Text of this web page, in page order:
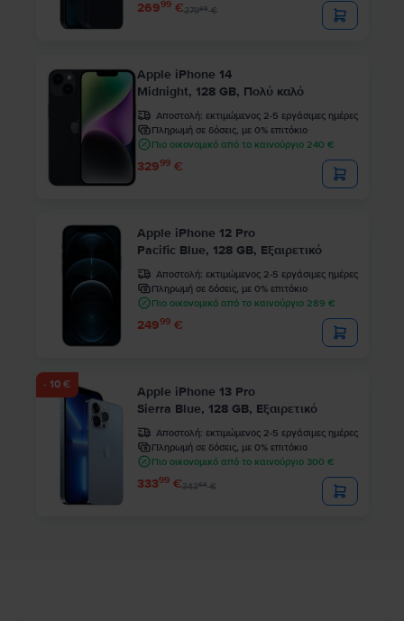
26999€27999€
Apple iPhone 14
Midnight, 128 GB, Πολύ καλό
Αποστολή: εκτιμώμενος 2-5 εργάσιμες ημέρες
Πληρωμή σε δόσεις, με 0% επιτόκιο
Πιο οικονομικό από το καινούργιο 240 €
32999€
Apple iPhone 12 Pro
Pacific Blue, 128 GB, Εξαιρετικό
Αποστολή: εκτιμώμενος 2-5 εργάσιμες ημέρες
Πληρωμή σε δόσεις, με 0% επιτόκιο
Πιο οικονομικό από το καινούργιο 289 €
24999€
- 10 €
Apple iPhone 13 Pro
Sierra Blue, 128 GB, Εξαιρετικό
Αποστολή: εκτιμώμενος 2-5 εργάσιμες ημέρες
Πληρωμή σε δόσεις, με 0% επιτόκιο
Πιο οικονομικό από το καινούργιο 300 €
33399€34399€